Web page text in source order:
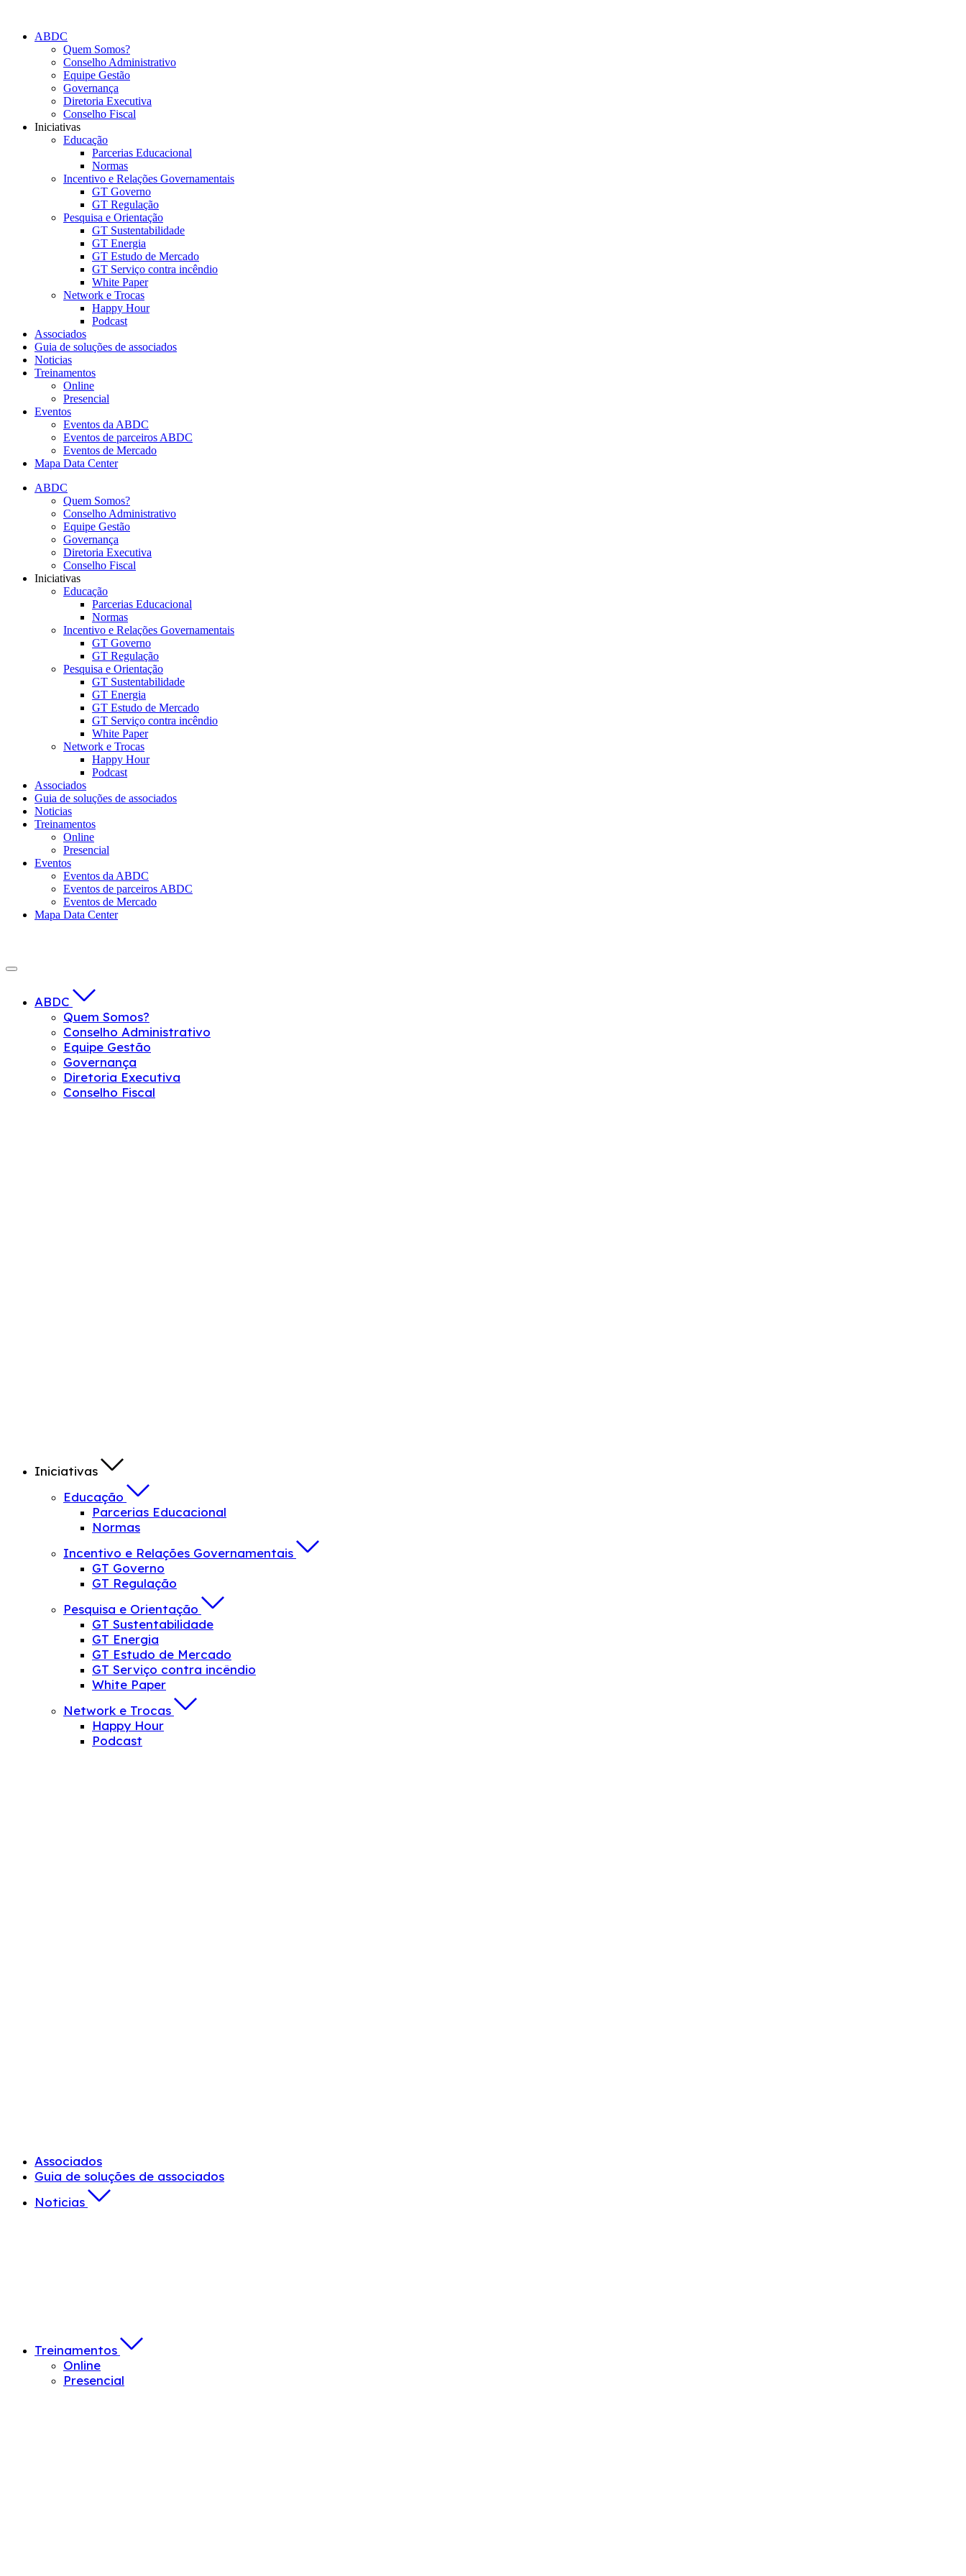
ABDC
Quem Somos?
Conselho Administrativo
Equipe Gestão
Governança
Diretoria Executiva
Conselho Fiscal
Iniciativas
Educação
Parcerias Educacional
Normas
Incentivo e Relações Governamentais
GT Governo
GT Regulação
Pesquisa e Orientação
GT Sustentabilidade
GT Energia
GT Estudo de Mercado
GT Serviço contra incêndio
White Paper
Network e Trocas
Happy Hour
Podcast
Associados
Guia de soluções de associados
Noticias
Treinamentos
Online
Presencial
Eventos
Eventos da ABDC
Eventos de parceiros ABDC
Eventos de Mercado
Mapa Data Center
ABDC
Quem Somos?
Conselho Administrativo
Equipe Gestão
Governança
Diretoria Executiva
Conselho Fiscal
Iniciativas
Educação
Parcerias Educacional
Normas
Incentivo e Relações Governamentais
GT Governo
GT Regulação
Pesquisa e Orientação
GT Sustentabilidade
GT Energia
GT Estudo de Mercado
GT Serviço contra incêndio
White Paper
Network e Trocas
Happy Hour
Podcast
Associados
Guia de soluções de associados
Noticias
Treinamentos
Online
Presencial
Eventos
Eventos da ABDC
Eventos de parceiros ABDC
Eventos de Mercado
Mapa Data Center
ABDC
Quem Somos?
Conselho Administrativo
Equipe Gestão
Governança
Diretoria Executiva
Conselho Fiscal
Iniciativas
Educação
Parcerias Educacional
Normas
Incentivo e Relações Governamentais
GT Governo
GT Regulação
Pesquisa e Orientação
GT Sustentabilidade
GT Energia
GT Estudo de Mercado
GT Serviço contra incêndio
White Paper
Network e Trocas
Happy Hour
Podcast
Associados
Guia de soluções de associados
Noticias
Treinamentos
Online
Presencial